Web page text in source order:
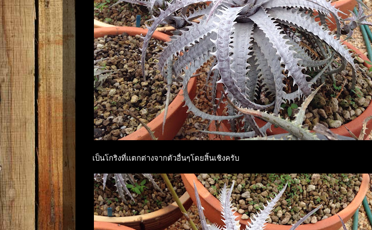
เป็นโกริงที่เเตกต่างจากตัวอื่นๆโดยสิ้นเชิงครับ